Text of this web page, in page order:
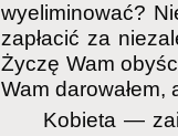
wyeliminować?
zapłacić za
Życzę Wam
Wam
Kobieta —